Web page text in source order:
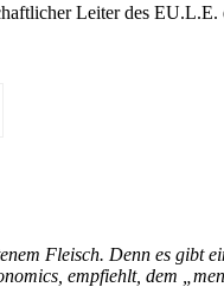
Leiter des EU.L.E.
Fleisch. Denn es gibt
empfiehlt, dem